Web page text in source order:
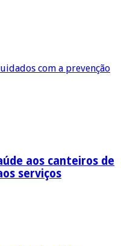
com a prevenção
aos canteiros de
serviços